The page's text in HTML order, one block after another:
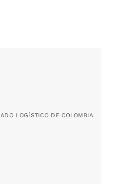
LOGÍSTICO DE COLOMBIA